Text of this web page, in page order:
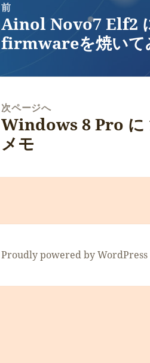
前
前
の
稿:
Ainol Novo7 Elf2
firmwareを焼いて
次ページへ
次
の
稿:
Windows 8 Pro に
メモ
Proudly powered by WordPress